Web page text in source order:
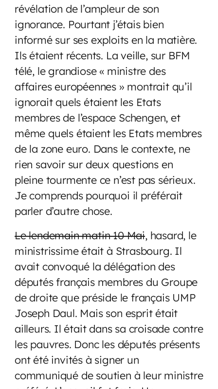
révélation de l’ampleur de son
ignorance. Pourtant j’étais bien
informé sur ses exploits en la matière.
Ils étaient récents. La veille, sur BFM
télé, le grandiose « ministre des
affaires européennes » montrait qu’il
ignorait quels étaient les Etats
membres de l’espace Schengen, et
même quels étaient les Etats membres
de la zone euro. Dans le contexte, ne
rien savoir sur deux questions en
pleine tourmente ce n’est pas sérieux.
Je comprends pourquoi il préférait
parler d’autre chose.
Le lendemain matin 10 Mai, hasard, le
ministrissime était à Strasbourg. Il
avait convoqué la délégation des
députés français membres du Groupe
de droite que préside le français UMP
Joseph Daul. Mais son esprit était
ailleurs. Il était dans sa croisade contre
les pauvres. Donc les députés présents
ont été invités à signer un
communiqué de soutien à leur ministre